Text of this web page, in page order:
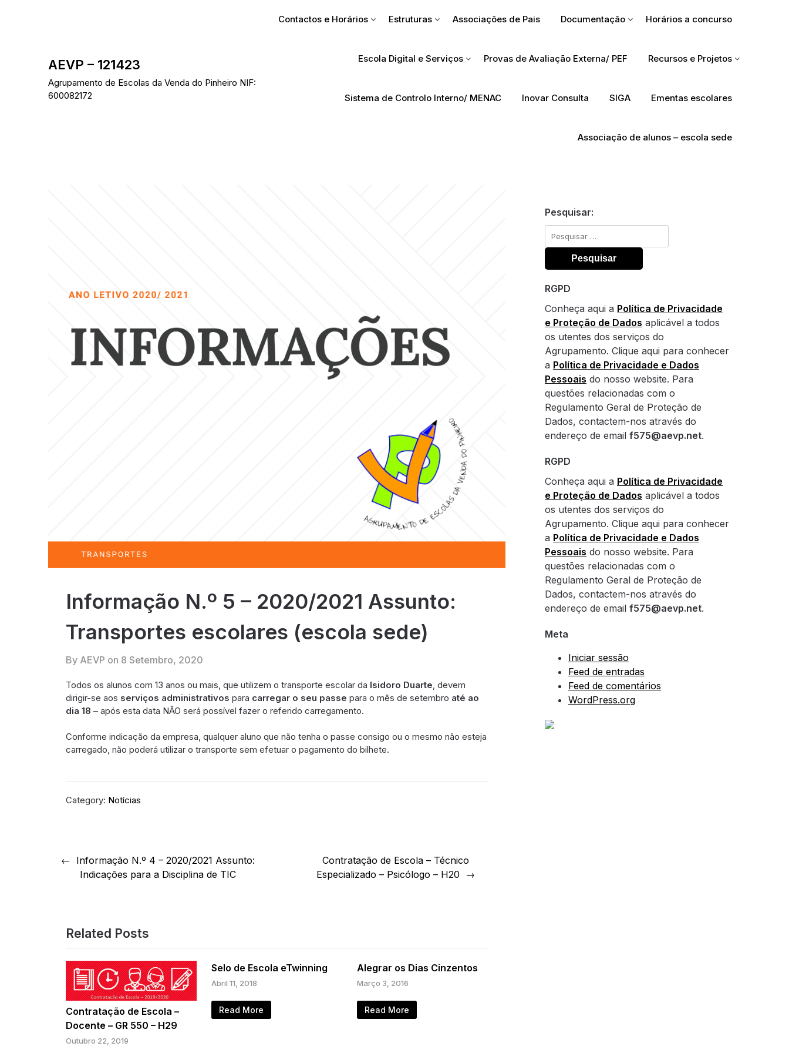
AEVP – 121423
Agrupamento de Escolas da Venda do Pinheiro NIF:
600082172
Contactos e Horários Estruturas Associações de Pais Documentação Horários a concurso
Escola Digital e Serviços Provas de Avaliação Externa/ PEF Recursos e Projetos
Sistema de Controlo Interno/ MENAC Inovar Consulta SIGA Ementas escolares
Associação de alunos – escola sede
Informação N.º 5 – 2020/2021 Assunto:
Transportes escolares (escola sede)
By AEVP on 8 Setembro, 2020
Todos os alunos com 13 anos ou mais, que utilizem o transporte escolar da Isidoro Duarte, devem
dirigir-se aos serviços administrativos para carregar o seu passe para o mês de setembro até ao
dia 18 – após esta data NÃO será possível fazer o referido carregamento.
Conforme indicação da empresa, qualquer aluno que não tenha o passe consigo ou o mesmo não esteja
carregado, não poderá utilizar o transporte sem efetuar o pagamento do bilhete.
Category: Notícias
Informação N.º 4 – 2020/2021 Assunto:
Indicações para a Disciplina de TIC
Contratação de Escola – Técnico
Especializado – Psicólogo – H20
Related Posts
Contratação de Escola –
Docente – GR 550 – H29
Outubro 22, 2019
Selo de Escola eTwinning
Abril 11, 2018
Read More
Alegrar os Dias Cinzentos
Março 3, 2016
Read More
Pesquisar:
Pesquisar
por:
RGPD
Conheça aqui a Política de Privacidade
e Proteção de Dados aplicável a todos
os utentes dos serviços do
Agrupamento. Clique aqui para conhecer
a Política de Privacidade e Dados
Pessoais do nosso website. Para
questões relacionadas com o
Regulamento Geral de Proteção de
Dados, contactem-nos através do
endereço de email f575@aevp.net.
RGPD
Conheça aqui a Política de Privacidade
e Proteção de Dados aplicável a todos
os utentes dos serviços do
Agrupamento. Clique aqui para conhecer
a Política de Privacidade e Dados
Pessoais do nosso website. Para
questões relacionadas com o
Regulamento Geral de Proteção de
Dados, contactem-nos através do
endereço de email f575@aevp.net.
Meta
Iniciar sessão
Feed de entradas
Feed de comentários
WordPress.org